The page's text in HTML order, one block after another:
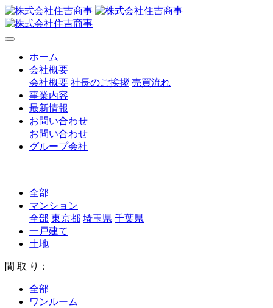
ホーム
会社概要
会社概要 社長のご挨拶 売買流れ
事業内容
最新情報
お問い合わせ
お問い合わせ
グループ会社
全部
マンション
全部 東京都 埼玉県 千葉県
一戸建て
土地
間 取 り：
全部
ワンルーム